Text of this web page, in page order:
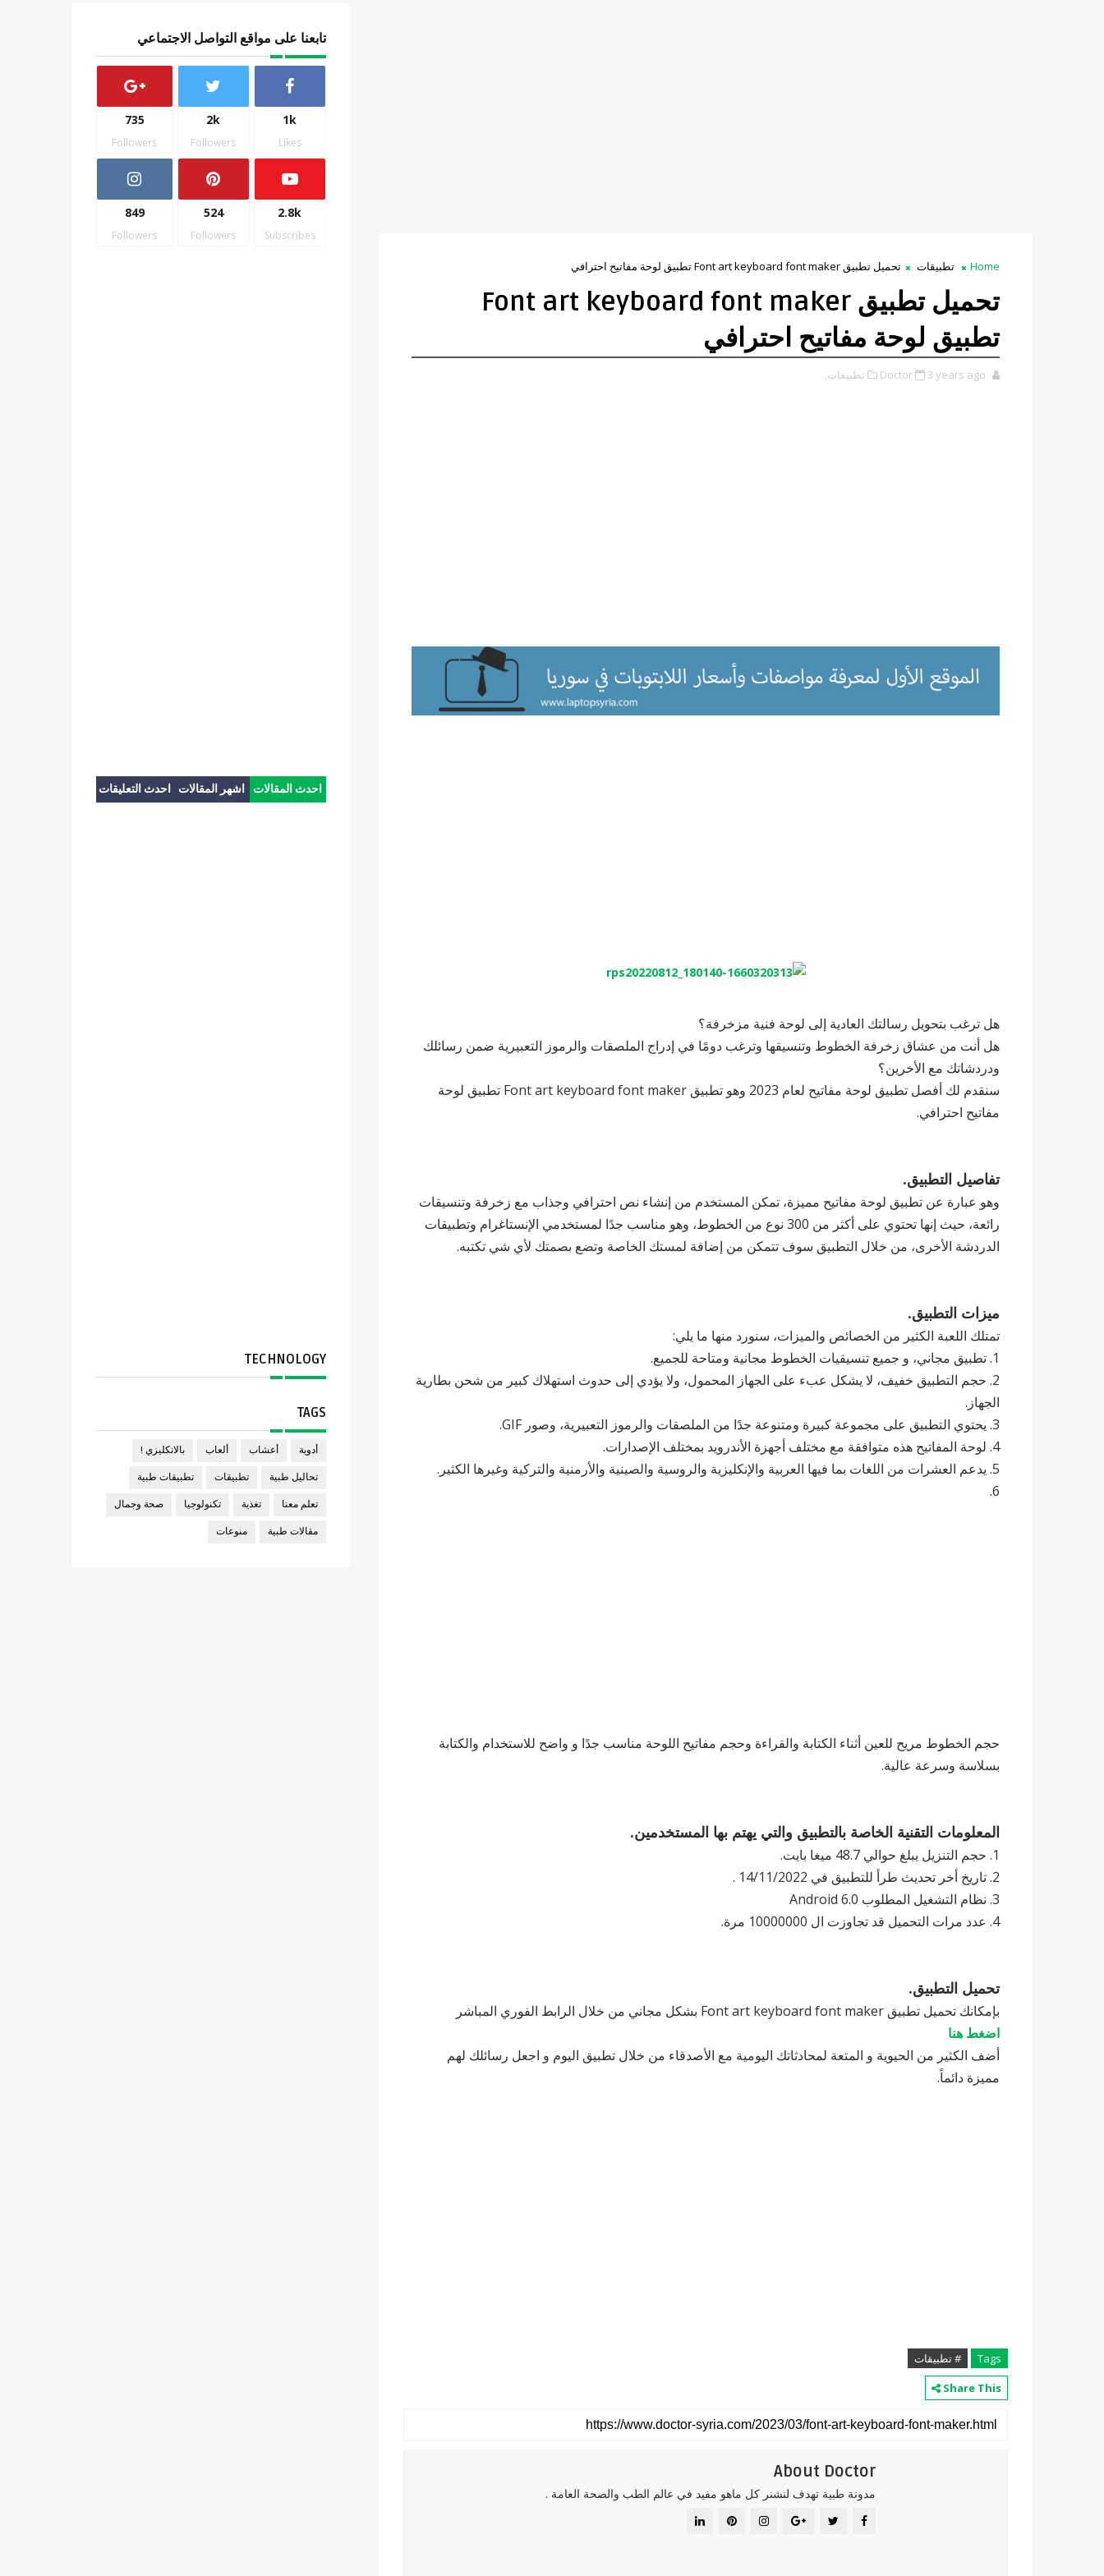
Home تطبيقات تحميل تطبيق Font art keyboard font maker تطبيق لوحة مفاتيح احترافي
تحميل تطبيق Font art keyboard font maker
تطبيق لوحة مفاتيح احترافي
Doctor 3 years ago تطبيقات,
هل ترغب بتحويل رسالتك العادية إلى لوحة فنية مزخرفة؟
هل أنت من عشاق زخرفة الخطوط وتنسيقها وترغب دومًا في إدراج الملصقات والرموز التعبيرية ضمن رسائلك
ودردشاتك مع الأخرين؟
سنقدم لك أفصل تطبيق لوحة مفاتيح لعام 2023 وهو تطبيق Font art keyboard font maker تطبيق لوحة
مفاتيح احترافي.
تفاصيل التطبيق.
وهو عبارة عن تطبيق لوحة مفاتيح مميزة، تمكن المستخدم من إنشاء نص احترافي وجذاب مع زخرفة وتنسيقات
رائعة، حيث إنها تحتوي على أكثر من 300 نوع من الخطوط، وهو مناسب جدًا لمستخدمي الإنستاغرام وتطبيقات
الدردشة الأخرى، من خلال التطبيق سوف تتمكن من إضافة لمستك الخاصة وتضع بصمتك لأي شي تكتبه.
ميزات التطبيق.
تمتلك اللعبة الكثير من الخصائص والميزات، سنورد منها ما يلي:
1. تطبيق مجاني، و جميع تنسيقيات الخطوط مجانية ومتاحة للجميع.
2. ‏حجم التطبيق خفيف، لا يشكل عبء على الجهاز المحمول، ولا يؤدي إلى حدوث استهلاك كبير من شحن بطارية
الجهاز.
3. ‏يحتوي التطبيق على مجموعة كبيرة ومتنوعة جدًا من الملصقات والرموز التعبيرية، وصور GIF.
4. ‏لوحة المفاتيح هذه متوافقة مع مختلف أجهزة الأندرويد بمختلف الإصدارات.
5. ‏يدعم العشرات من اللغات بما فيها العربية والإنكليزية والروسية والصينية والأرمنية والتركية وغيرها الكثير.
6.
‏حجم الخطوط مريح للعين أثناء الكتابة والقراءة وحجم مفاتيح اللوحة مناسب جدًا و واضح للاستخدام والكتابة
بسلاسة وسرعة عالية.
المعلومات التقنية الخاصة بالتطبيق والتي يهتم بها المستخدمين.
1. حجم التنزيل يبلغ حوالي 48.7 ميغا بايت.
2. ‏تاريخ أخر تحديث طرأ للتطبيق في 14/11/2022 .
3. ‏نظام التشغيل المطلوب 6.0 Android
4. ‏عدد مرات التحميل قد تجاوزت ال 10000000 مرة.
تحميل التطبيق.
بإمكانك تحميل تطبيق Font art keyboard font maker بشكل مجاني من خلال الرابط الفوري المباشر
اضغط هنا
أضف الكثير من الحيوية و المتعة لمحادثاتك اليومية مع الأصدقاء من خلال تطبيق اليوم و اجعل رسائلك لهم
مميزة دائماً.
Tags
# تطبيقات
Share This
About Doctor
مدونة طبية تهدف لنشنر كل ماهو مفيد في عالم الطب والصحة العامة .
تابعنا على مواقع التواصل الاجتماعي
1k
Likes
2k
Followers
735
Followers
2.8k
Subscribes
524
Followers
849
Followers
احدث المقالات اشهر المقالات احدث التعليقات
TECHNOLOGY
TAGS
أدوية أعشاب ألعاب بالانكليزي !
تحاليل طبية تطبيقات تطبيقات طبية
تعلم معنا تغذية تكنولوجيا صحة وجمال
مقالات طبية منوعات